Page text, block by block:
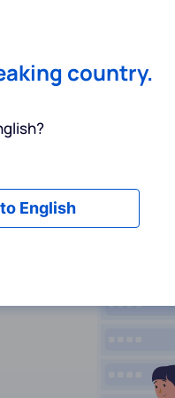
country.
English